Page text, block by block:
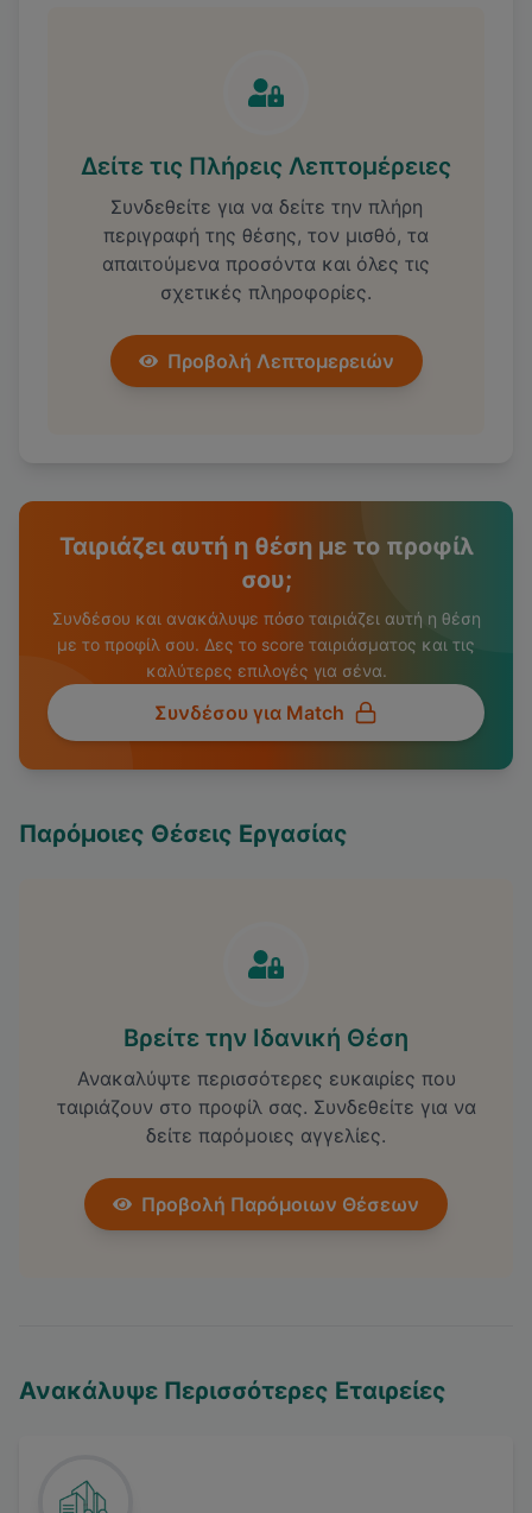
Δείτε τις Πλήρεις Λεπτομέρειες
Συνδεθείτε για να δείτε την πλήρη
περιγραφή της θέσης, τον μισθό, τα
απαιτούμενα προσόντα και όλες τις
σχετικές πληροφορίες.
Προβολή Λεπτομερειών
Ταιριάζει αυτή η θέση με το προφίλ
σου;
Συνδέσου και ανακάλυψε πόσο ταιριάζει αυτή η θέση
με το προφίλ σου. Δες το score ταιριάσματος και τις
καλύτερες επιλογές για σένα.
Συνδέσου για Match
Παρόμοιες Θέσεις Εργασίας
Βρείτε την Ιδανική Θέση
Ανακαλύψτε περισσότερες ευκαιρίες που
ταιριάζουν στο προφίλ σας. Συνδεθείτε για να
δείτε παρόμοιες αγγελίες.
Προβολή Παρόμοιων Θέσεων
Ανακάλυψε Περισσότερες Εταιρείες